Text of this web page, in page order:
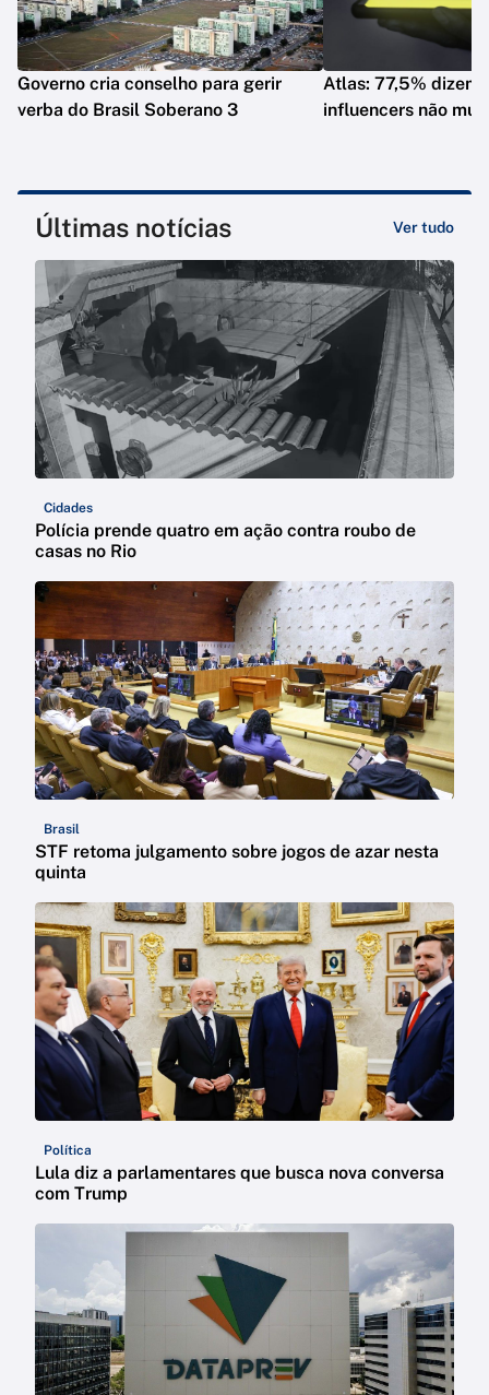
Governo cria conselho para gerir
verba do Brasil Soberano 3
Atlas: 77,5% dizem
influencers não
Últimas notícias Ver tudo
Cidades
Polícia prende quatro em ação contra roubo de
casas no Rio
Brasil
STF retoma julgamento sobre jogos de azar nesta
quinta
Política
Lula diz a parlamentares que busca nova conversa
com Trump